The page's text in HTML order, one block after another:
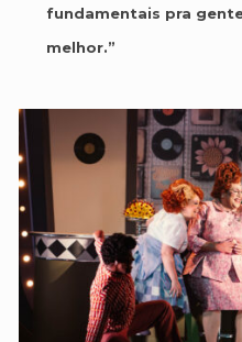
fundamentais pra
melhor.”